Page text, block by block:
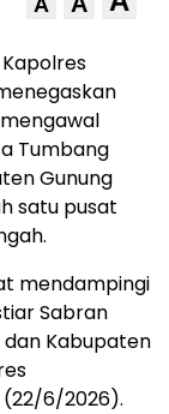
Kapolres
Tumbang
Gunung
satu pusat
mendampingi
Sabran
Kabupaten
(22/6/2026).